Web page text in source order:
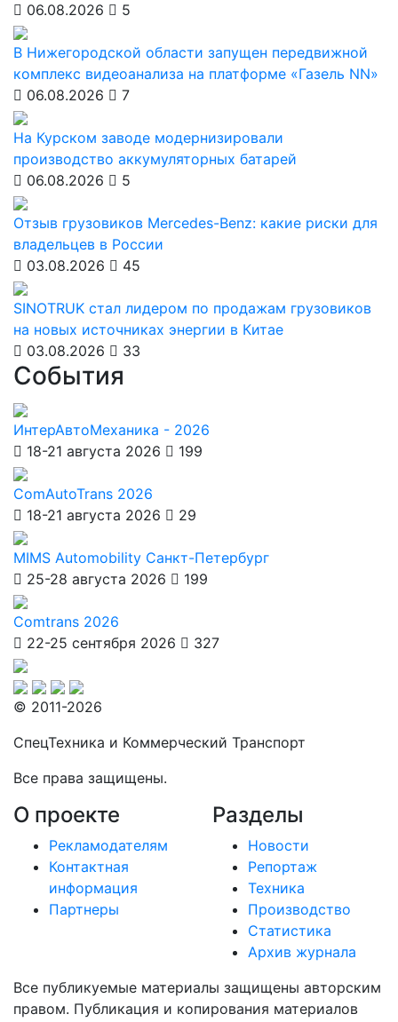
06.08.2026
5
В Нижегородской области запущен передвижной
комплекс видеоанализа на платформе «Газель NN»
06.08.2026
7
На Курском заводе модернизировали
производство аккумуляторных батарей
06.08.2026
5
Отзыв грузовиков Mercedes-Benz: какие риски для
владельцев в России
03.08.2026
45
SINOTRUK стал лидером по продажам грузовиков
на новых источниках энергии в Китае
03.08.2026
33
События
ИнтерАвтоМеханика - 2026
18-21 августа 2026
199
ComAutoTrans 2026
18-21 августа 2026
29
MIMS Automobility Санкт-Петербург
25-28 августа 2026
199
Comtrans 2026
22-25 сентября 2026
327
© 2011-2026
СпецТехника и Коммерческий Транспорт
Все права защищены.
О проекте
Рекламодателям
Контактная
информация
Партнеры
Разделы
Новости
Репортаж
Техника
Производство
Статистика
Архив журнала
Все публикуемые материалы защищены авторским
правом. Публикация и копирования материалов